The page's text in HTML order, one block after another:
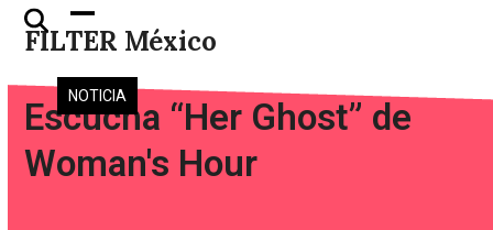
Skip
FILTER México
Open
mobile
menu
Close
mobile
menu
NOTICIA
Escucha “Her Ghost” de
Woman's Hour